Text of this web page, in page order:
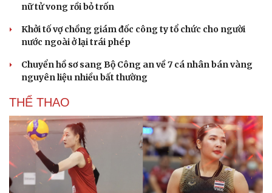
nữ tử vong rồi bỏ trốn
Khởi tố vợ chồng giám đốc công ty tổ chức cho người
nước ngoài ở lại trái phép
Chuyển hồ sơ sang Bộ Công an về 7 cá nhân bán vàng
nguyên liệu nhiều bất thường
THỂ THAO